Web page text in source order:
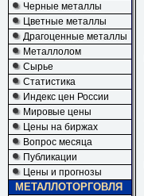
Черные металлы
Цветные металлы
Драгоценные металлы
Металлолом
Сырье
Статистика
Индекс цен России
Мировые цены
Цены на биржах
Вопрос месяца
Публикации
Цены и прогнозы
МЕТАЛЛОТОРГОВЛЯ